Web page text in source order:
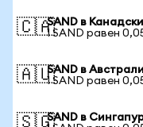
🇨🇦SAND в
1 SAND равен
🇦🇺SAND в
1 SAND равен
🇸🇬SAND в